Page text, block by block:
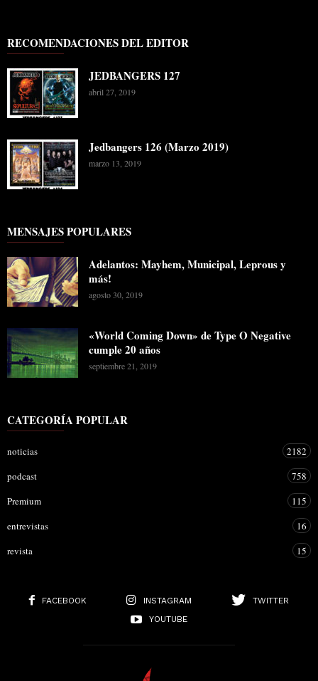
RECOMENDACIONES DEL EDITOR
JEDBANGERS 127
abril 27, 2019
Jedbangers 126 (Marzo 2019)
marzo 13, 2019
MENSAJES POPULARES
Adelantos: Mayhem, Municipal, Leprous y
más!
agosto 30, 2019
«World Coming Down» de Type O Negative
cumple 20 años
septiembre 21, 2019
CATEGORÍA POPULAR
noticias
2182
podcast
758
Premium
115
entrevistas
16
revista
15
FACEBOOK INSTAGRAM
TWITTER
YOUTUBE